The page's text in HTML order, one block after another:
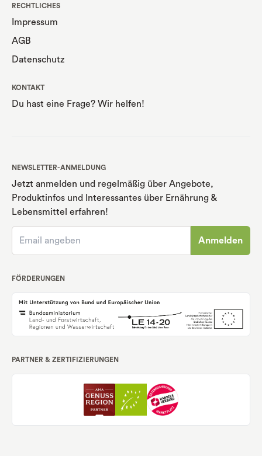
RECHTLICHES
Impressum
AGB
Datenschutz
KONTAKT
Du hast eine Frage? Wir helfen!
NEWSLETTER-ANMELDUNG
Jetzt anmelden und regelmäßig über Angebote,
Produktinfos und Interessantes über Ernährung &
Lebensmittel erfahren!
Anmelden
FÖRDERUNGEN
PARTNER & ZERTIFIZIERUNGEN